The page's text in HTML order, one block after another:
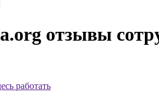
отзывы
работать